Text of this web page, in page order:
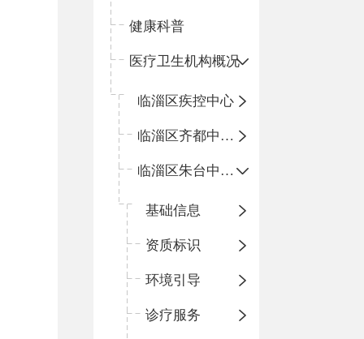
健康科普
医疗卫生机构概况
临淄区疾控中心
临淄区齐都中心卫生院
临淄区朱台中心卫生院
基础信息
资质标识
环境引导
诊疗服务